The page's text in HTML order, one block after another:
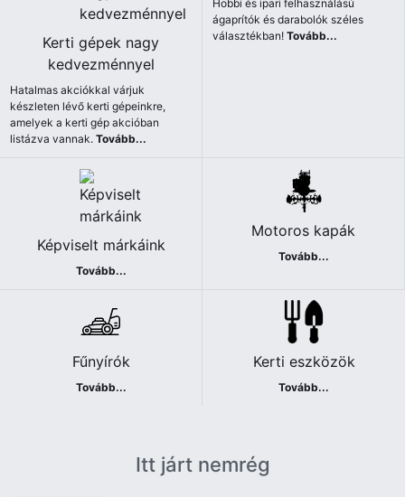
Kerti gépek nagy
kedvezménnyel
Hatalmas akciókkal várjuk
készleten lévő kerti gépeinkre,
amelyek a kerti gép akcióban
listázva vannak.Tovább...
Hobbi és ipari felhasználású
ágaprítók és darabolók széles
választékban!Tovább...
Képviselt márkáink
Tovább...
Motoros kapák
Tovább...
Fűnyírók
Tovább...
Kerti eszközök
Tovább...
Itt járt nemrég